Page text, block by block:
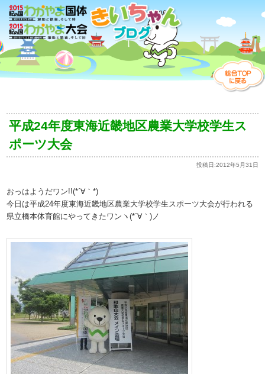
平成24年度東海近畿地区農業大学校学生ス
ポーツ大会
投稿日:2012年5月31日
おっはようだワン!!(*´∀｀*)
今日は平成24年度東海近畿地区農業大学校学生スポーツ大会が行われる
県立橋本体育館にやってきたワンヽ(*´∀｀)ノ